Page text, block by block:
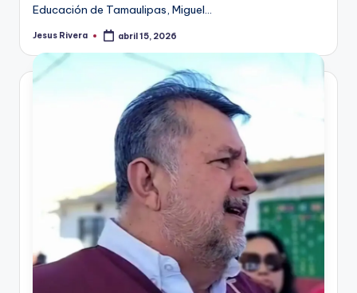
Educación de Tamaulipas, Miguel…
Publicado
Jesus Rivera abril 15, 2026